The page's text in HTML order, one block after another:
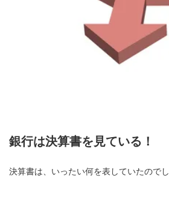
銀行は決算書を見ている！
決算書は、いったい何を表していたので